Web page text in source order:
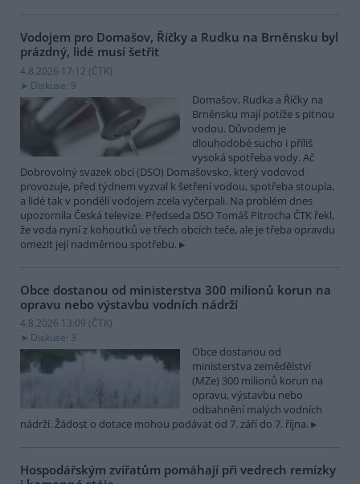
Vodojem pro Domašov, Říčky a Rudku na Brněnsku byl
prázdný, lidé musí šetřit
4.8.2026 17:12 (ČTK)
Diskuse: 9
Domašov, Rudka a Říčky na
Brněnsku mají potíže s pitnou
vodou. Důvodem je
dlouhodobé sucho i příliš
vysoká spotřeba vody. Ač
Dobrovolný svazek obcí (DSO) Domašovsko, který vodovod
provozuje, před týdnem vyzval k šetření vodou, spotřeba stoupla,
a lidé tak v pondělí vodojem zcela vyčerpali. Na problém dnes
upozornila Česká televize. Předseda DSO Tomáš Pitrocha ČTK řekl,
že voda nyní z kohoutků ve třech obcích teče, ale je třeba opravdu
omezit její nadměrnou spotřebu.
Obce dostanou od ministerstva 300 milionů korun na
opravu nebo výstavbu vodních nádrží
4.8.2026 13:09 (ČTK)
Diskuse: 3
Obce dostanou od
ministerstva zemědělství
(MZe) 300 milionů korun na
opravu, výstavbu nebo
odbahnění malých vodních
nádrží. Žádost o dotace mohou podávat od 7. září do 7. října.
Hospodářským zvířatům pomáhají při vedrech remízky